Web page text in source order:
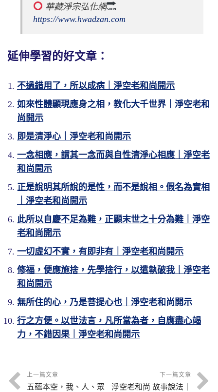
華藏淨宗弘化網
https://www.hwadzan.com
延伸學習的好文章：
不過錯用了，所以成病｜淨空老和尚開示
如來性體顯現應身之相，教化大千世界｜淨空老和
尚開示
即是清淨心｜淨空老和尚開示
一念相應，謂其一念而與自性清淨心相應｜淨空老
和尚開示
正是說明其所說的是性，而不是說相。假名為實相
｜淨空老和尚開示
此所以自慶不足為難，正顯末世之十分為難｜淨空
老和尚開示
一切虛幻不實，有即非有｜淨空老和尚開示
修福，便應施捨，先學捨行，以遣執破我｜淨空老
和尚開示
無所住的心，乃是菩提心也｜淨空老和尚開示
行之方便。以世法言，凡所當為者，自應盡心竭
力，不錯因果｜淨空老和尚開示
上一篇文章
五蘊本空，我、人、眾
下一篇文章
淨空老和尚 故事說法｜